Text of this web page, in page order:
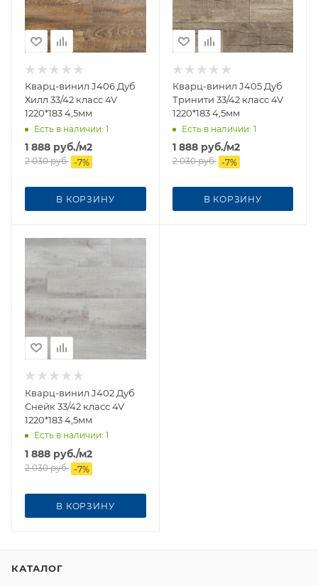
Кварц-винил J406 Дуб
Хилл 33/42 класс 4V
1220*183 4,5мм
Есть в наличии: 1
1 888 руб./м2
2 030руб. -7%
В КОРЗИНУ
Кварц-винил J405 Дуб
Тринити 33/42 класс 4V
1220*183 4,5мм
Есть в наличии: 1
1 888руб./м2
2 030руб. -7%
В КОРЗИНУ
Кварц-винил J402 Дуб
Снейк 33/42 класс 4V
1220*183 4,5мм
Есть в наличии: 1
1 888 руб./м2
2 030руб. -7%
В КОРЗИНУ
КАТАЛОГ